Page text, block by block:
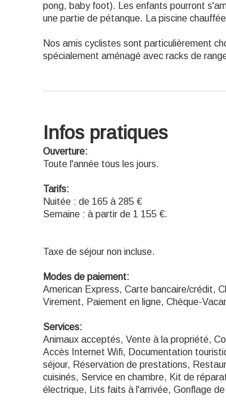
pong, baby foot). Les enfants pourront
une partie de pétanque. La piscine
Nos amis cyclistes sont particulièrement
spécialement aménagé avec racks de
Infos pratiques
Ouverture:
Toute l'année tous les jours.
Tarifs:
Nuitée : de 165 à 285 €
Semaine : à partir de 1 155 €.
Taxe de séjour non incluse.
Modes de paiement:
American Express, Carte bancaire/crédit,
Virement, Paiement en ligne, Chèque-
Services:
Animaux acceptés, Vente à la propriété,
Accès Internet Wifi, Documentation
séjour, Réservation de prestations,
cuisinés, Service en chambre, Kit de
électrique, Lits faits à l'arrivée, Gonflage